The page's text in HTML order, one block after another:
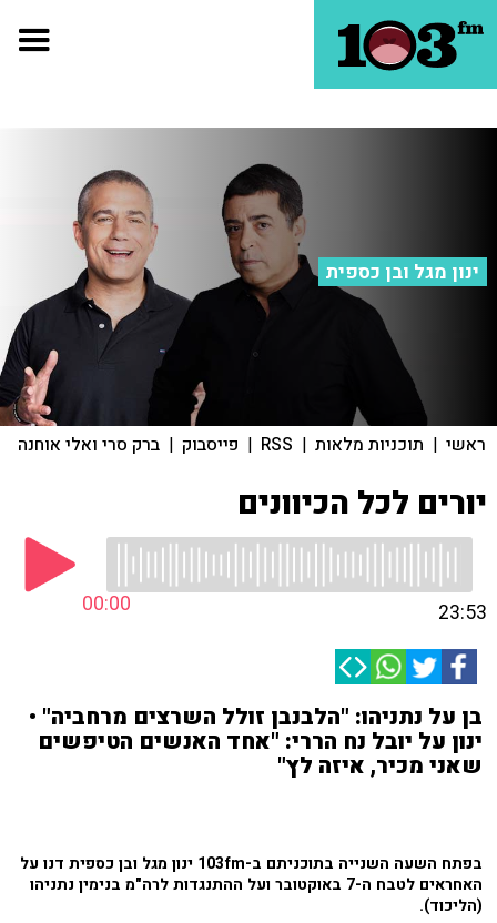
ינון מגל ובן כספית
ראשי | תוכניות מלאות |
RSS
| פייסבוק | ברק סרי ואלי אוחנה
יורים לכל הכיוונים
00:00 23:53
בן על נתניהו: "הלבנבן זולל השרצים מרחביה" •
ינון על יובל נח הררי: "אחד האנשים הטיפשים
שאני מכיר, איזה לץ"
בפתח השעה השנייה בתוכניתם ב-103fm ינון מגל ובן כספית דנו על
האחראים לטבח ה-7 באוקטובר ועל ההתנגדות לרה"מ בנימין נתניהו
(הליכוד).